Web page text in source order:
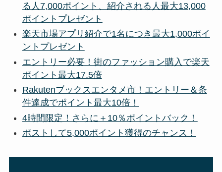
る人7,000ポイント、紹介される人最大13,000
ポイントプレゼント
楽天市場アプリ紹介で1名につき最大1,000ポイ
ントプレゼント
エントリー必要！街のファッション購入で楽天
ポイント最大17.5倍
Rakutenブックスエンタメ市！エントリー＆条
件達成でポイント最大10倍！
4時間限定！さらに＋10％ポイントバック！
ポストして5,000ポイント獲得のチャンス！